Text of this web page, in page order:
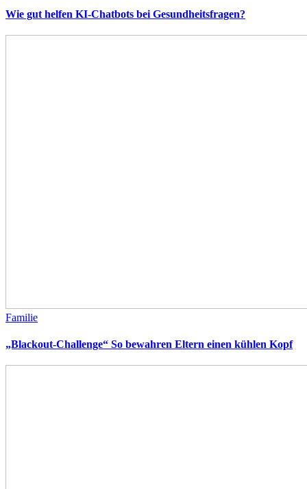
Wie gut helfen KI-Chatbots bei Gesundheitsfragen?
Familie
„Blackout-Challenge“ So bewahren Eltern einen kühlen Kopf